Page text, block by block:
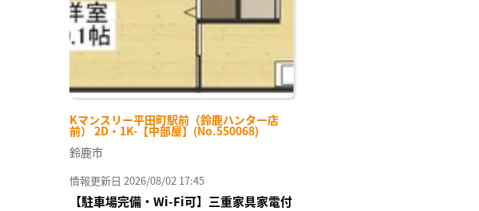
Kマンスリー平田町駅前（鈴鹿ハンター店
前） 2D・1K-【中部屋】(No.550068)
鈴鹿市
情報更新日 2026/08/02 17:45
【駐車場完備・Wi-Fi可】三重家具家電付